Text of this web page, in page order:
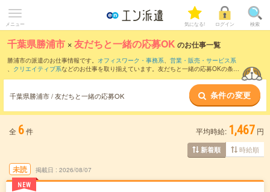
メニュー 気になる! ログイン 検索
千葉県勝浦市 ×友だちと一緒の応募OK のお仕事一覧
勝浦市の派遣のお仕事情報です。 オフィスワーク・事務系、 営業・販売・サービス系
、 クリエイティブ系などのお仕事を取り揃えています。友だちと一緒の応募OKの条件
千葉県勝浦市 / 友だちと一緒の応募OK 条件の変更
全 6件 平均時給: 1,467 円
新着順 時給順
未読
NEW
掲載日 2026/08/07